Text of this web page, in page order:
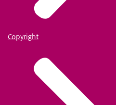
Copyright